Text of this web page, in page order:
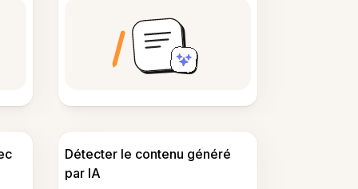
Détecter le contenu généré
par IA